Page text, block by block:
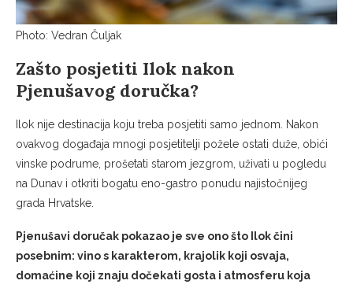
Photo: Vedran Čuljak
Zašto posjetiti Ilok nakon
Pjenušavog doručka?
Ilok nije destinacija koju treba posjetiti samo jednom. Nakon
ovakvog događaja mnogi posjetitelji požele ostati duže, obići
vinske podrume, prošetati starom jezgrom, uživati u pogledu
na Dunav i otkriti bogatu eno-gastro ponudu najistočnijeg
grada Hrvatske.
Pjenušavi doručak pokazao je sve ono što Ilok čini
posebnim: vino s karakterom, krajolik koji osvaja,
domaćine koji znaju dočekati gosta i atmosferu koja